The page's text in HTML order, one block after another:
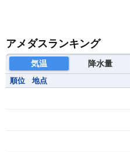
アメダスランキング
気温 降水量
順位 地点